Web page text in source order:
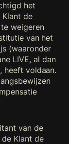
het
de
weigeren
van het
(waaronder
LIVE, al dan
heeft voldaan.
van de
Klant de